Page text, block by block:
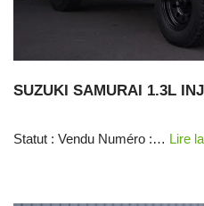
SUZUKI SAMURAI 1.3L
Statut : Vendu Numéro :… Lire